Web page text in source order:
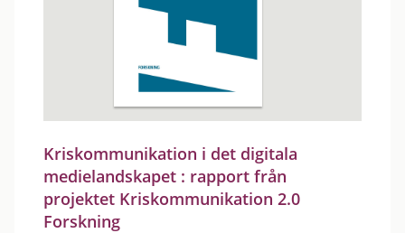
Kriskommunikation i det digitala
medielandskapet : rapport från
projektet Kriskommunikation 2.0
Forskning